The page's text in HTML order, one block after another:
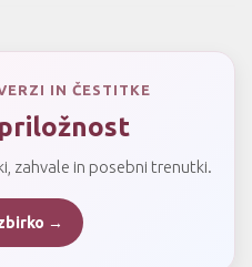
IN ČESTITKE
zahvale in posebni trenutki.
→